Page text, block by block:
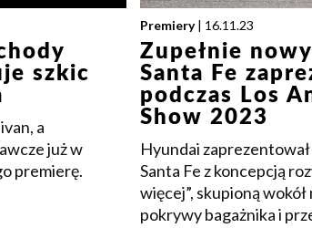
szkic
a
już w
premierę.
Premiery | 16.11.23
Zupełnie
Santa Fe
podczas Los
Show 2023
Hyundai
Santa Fe z koncepcją
więcej”, skupioną
pokrywy bagażnika i